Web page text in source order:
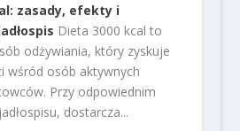
zasady, efekty i
Dieta 3000 kcal to
odżywiania, który zyskuje
wśród osób aktywnych
Przy odpowiednim
dostarcza...